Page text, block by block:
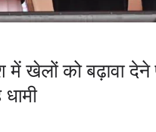
खेलों को बढ़ावा देने